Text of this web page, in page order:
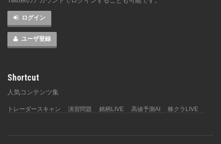
ログイン
ユーザ登録
Shortcut
人気コンテンツ集
トレーダースキャン 演習問題 銘柄LIVE 高値予測AI 株クラLIVE